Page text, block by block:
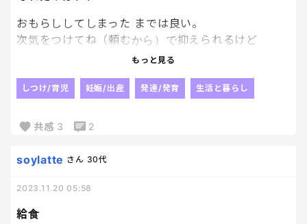
おもらししてしまった までは良い。
次気をつけてね（頼むから）で抑えられるけど
触ってしまって、ついたー！やだー！と、
もっと見る
しつけ/育児 妊娠/出産 発達/発育 生活と暮らし
共感 3 2
給食
soylatte さん 30代
2023.11.20 05:58